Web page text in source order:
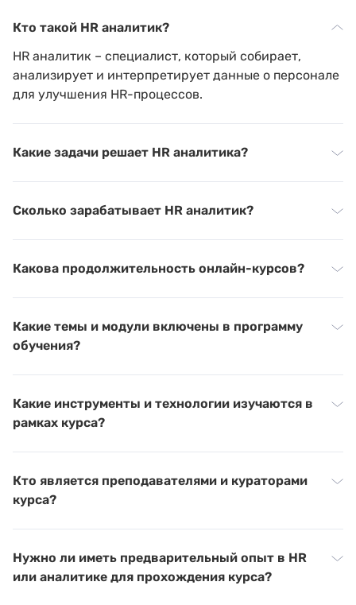
Кто такой HR аналитик?
HR аналитик – специалист, который собирает,
анализирует и интерпретирует данные о персонале
для улучшения HR-процессов.
Какие задачи решает HR аналитика?
Сколько зарабатывает HR аналитик?
Какова продолжительность онлайн-курсов?
Какие темы и модули включены в программу
обучения?
Какие инструменты и технологии изучаются в
рамках курса?
Кто является преподавателями и кураторами
курса?
Нужно ли иметь предварительный опыт в HR
или аналитике для прохождения курса?